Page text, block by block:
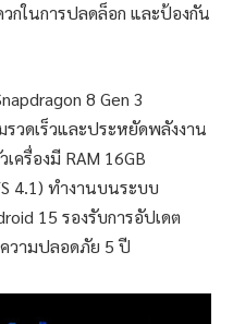
กในการปลดล็อก และป้องกัน
8 Gen 3
รวดเร็วและประหยัดพลังงาน
ครื่องมี RAM 16GB
4.1) ทำงานบนระบบ
15 รองรับการอัปเดต
วามปลอดภัย 5 ปี